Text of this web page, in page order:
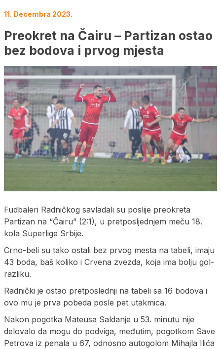
11. Decembra 2023.
Preokret na Čairu – Partizan ostao
bez bodova i prvog mjesta
Fudbaleri Radničkog savladali su poslije preokreta
Partizan na “Čairu” (2:1), u pretposljednjem meču 18.
kola Superlige Srbije.
Crno-beli su tako ostali bez prvog mesta na tabeli, imaju
43 boda, baš koliko i Crvena zvezda, koja ima bolju gol-
razliku.
Radnički je ostao pretposlednji na tabeli sa 16 bodova i
ovo mu je prva pobeda posle pet utakmica.
Nakon pogotka Mateusa Saldanje u 53. minutu nije
delovalo da mogu do podviga, međutim, pogotkom Save
Petrova iz penala u 67, odnosno autogolom Mihajla Ilića